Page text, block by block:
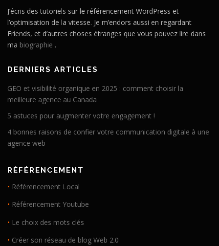
J’écris des tutoriels sur le référencement WordPress et
l’optimisation de la vitesse. Je m’endors aussi en regardant
Friends, et d’autres choses étranges que vous pouvez lire dans
ma biographie .
DERNIERS ARTICLES
GEO et visibilité organique en 2025 : comment choisir la
meilleure agence au Canada
5 astuces pour augmenter votre engagement !
4 bonnes raisons de confier votre communication digitale à une
agence web
RÉFÉRENCEMENT
• Référencement Local
• Référencement Youtube
• Le choix des mots clés
• Créer son réseau de blog Web 2.0